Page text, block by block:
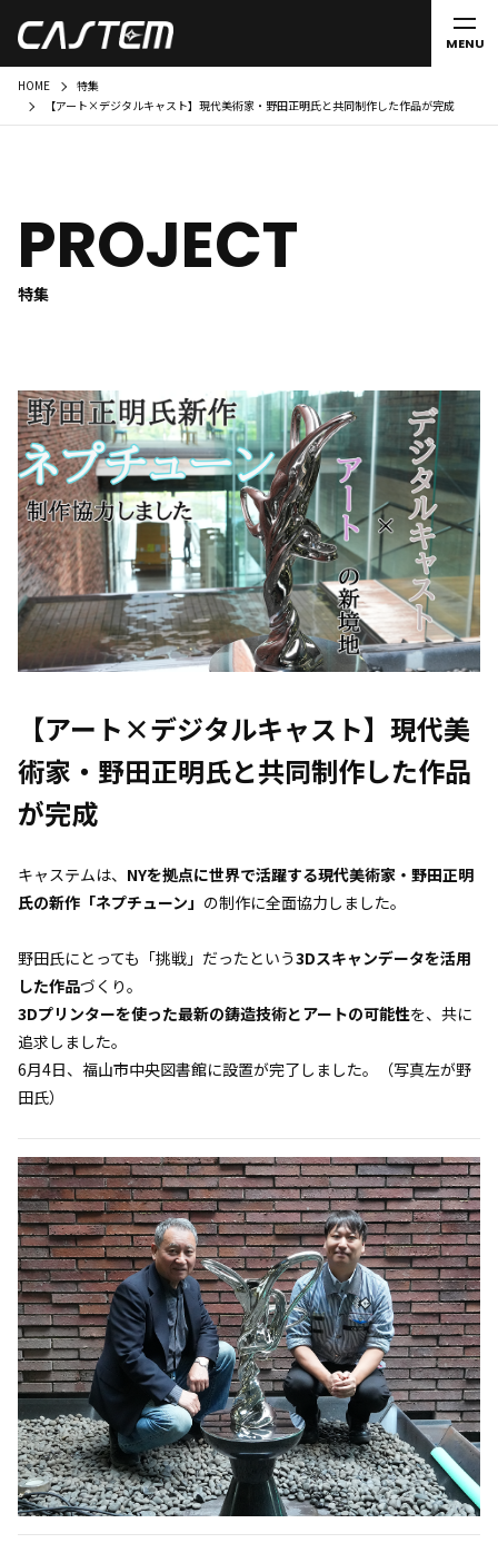
MENU
HOME
特集
【アート×デジタルキャスト】現代美術家・野田正明氏と共同制作した作品が完成
PROJECT
特集
【アート×デジタルキャスト】現代美
術家・野田正明氏と共同制作した作品
が完成
キャステムは、 NYを拠点に世界で活躍する現代美術家・野田正明
氏の新作「ネプチューン」 の制作に全面協力しました。
野田氏にとっても「挑戦」だったという3Dスキャンデータを活用
した作品づくり。
3Dプリンターを使った最新の鋳造技術とアートの可能性を、共に
追求しました。
6月4日、福山市中央図書館に設置が完了しました。（写真左が野
田氏）